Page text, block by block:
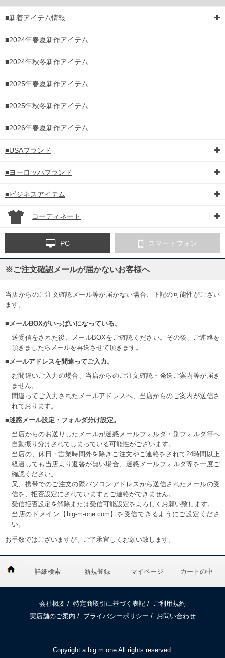
■新着アイテム情報
■2024年春夏新作アイテム
■2024年秋冬新作アイテム
■2025年春夏新作アイテム
■2025年秋冬新作アイテム
■2026年春夏新作アイテム
■USAブランド
■ヨーロッパブランド
■ビジネスアイテム
コーディネート
PC スマートフォン
※ご注文確認メールが届かないお客様へ
当店からのご注文確認メール等が届かない場合、下記の可能性がござい
ます。
■メールBOXがいっぱいになっている。
送受信をされた後、メールBOXをご確認ください。その後、ご連絡を
頂きましたらメールを再送させて頂きます。
■メールアドレスを間違ってご入力。
お間違いご入力の場合、当店からのご注文確認・発送ご案内等が届き
ません。
間違ってご入力されたメールアドレスへ、当店からのご案内が送信さ
れております。
■迷惑メール設定・フォルダ分け設定。
当店からのお送りしたメールが迷惑メールフォルダ・別フォルダ等へ
自動振り分けされてしまっている可能性がございます。
当店の、休日・営業時間外を除きご注文やご連絡をされて24時間以上
経過しても当店より返答が無い場合、迷惑メールフォルダ等を一度ご
確認ください。
又、携帯でのご注文の際パソコンアドレスから送信されたメールの受
信を、拒否設定にされていますとご連絡ができません。
受信拒否設定を解除または受信可能設定をよろしくお願い致します。
当店のドメイン【big-m-one.com】を受信できるようにご設定くださ
い。
お手数ではございますが、ご了承宜しくお願い致します。
詳細検索 新規登録 マイページ カートの中
会社概要 / 特定商取引に基づく表記 / ご利用規約
実店舗のご案内 / プライバシーポリシー / お問い合わせ
Copyright a big m one All rights reserved.